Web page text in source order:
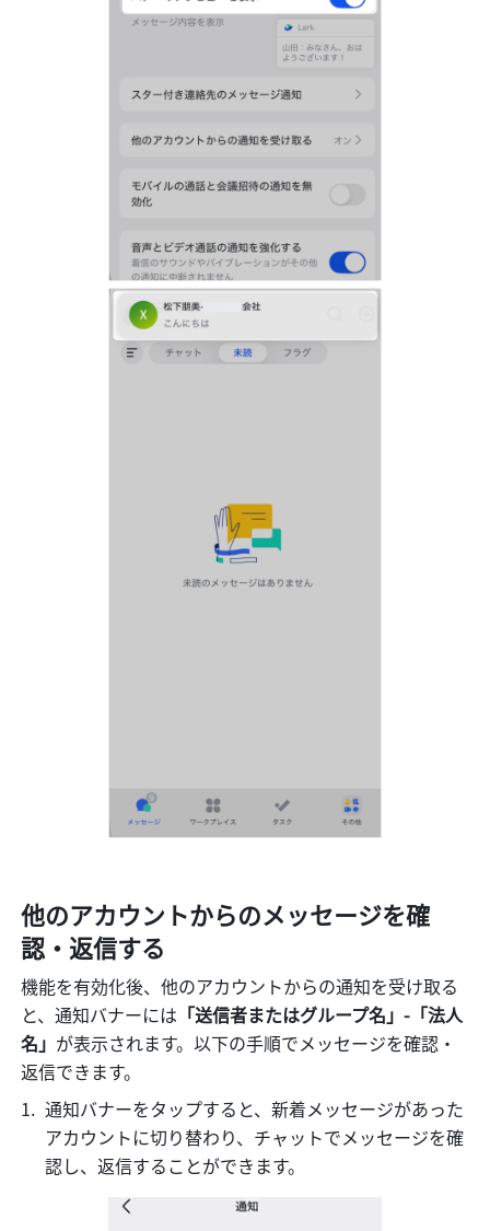
他のアカウントからのメッセージを確
認・返信する
機能を有効化後、他のアカウントからの通知を受け取る
と、通知バナーには 「送信者またはグループ名」-「法人
名」 が表示されます。以下の手順でメッセージを確認・
返信できます。
通知バナーをタップすると、新着メッセージがあった
アカウントに切り替わり、チャットでメッセージを確
認し、返信することができます。